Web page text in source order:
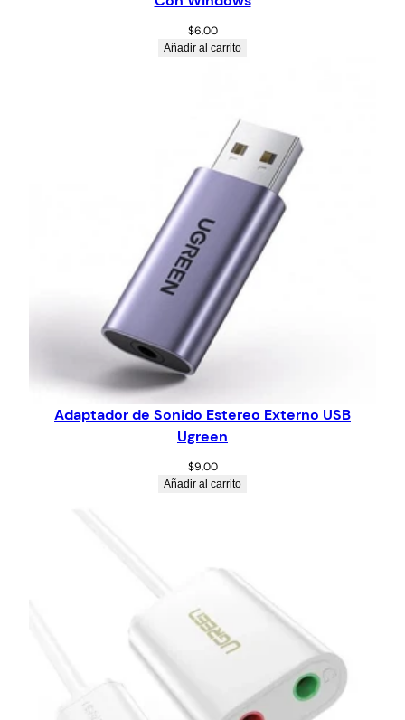
$6,00
Añadir al carrito
Adaptador de Sonido Estereo Externo USB
Ugreen
$9,00
Añadir al carrito